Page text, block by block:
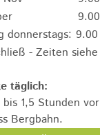
donnerstags:
- Zeiten
täglich:
1,5 Stunden vor
Bergbahn.